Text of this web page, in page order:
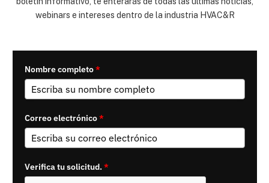
webinars e intereses dentro de la industria HVAC&R
Nombre completo*
Correo electrónico*
Verifica tu solicitud.*